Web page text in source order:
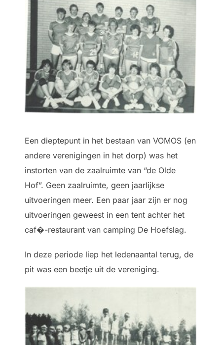
Een dieptepunt in het bestaan van VOMOS (en
andere verenigingen in het dorp) was het
instorten van de zaalruimte van “de Olde
Hof”. Geen zaalruimte, geen jaarlijkse
uitvoeringen meer. Een paar jaar zijn er nog
uitvoeringen geweest in een tent achter het
caf�-restaurant van camping De Hoefslag.
In deze periode liep het ledenaantal terug, de
pit was een beetje uit de vereniging.